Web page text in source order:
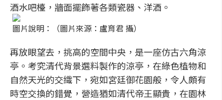
酒水吧檯，牆面擺飾著各類瓷器、洋酒。
圖片說明：（圖片來源：盧育君 攝）
再放眼望去，挑高的空間中央，是一座仿古六角涼
亭。考究清代背景選料製作的涼亭，在綠色植物和
自然天光的交織下，宛如宮廷御花園般，令人頗有
時空交換的錯覺，營造猶如清代帝王顯貴，在園林